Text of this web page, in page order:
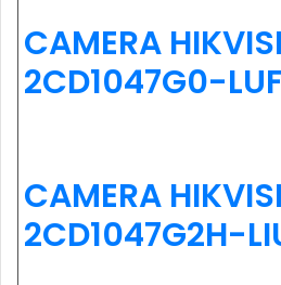
CAMERA
2CD1047G0-
CAMERA
2CD1047G2H-